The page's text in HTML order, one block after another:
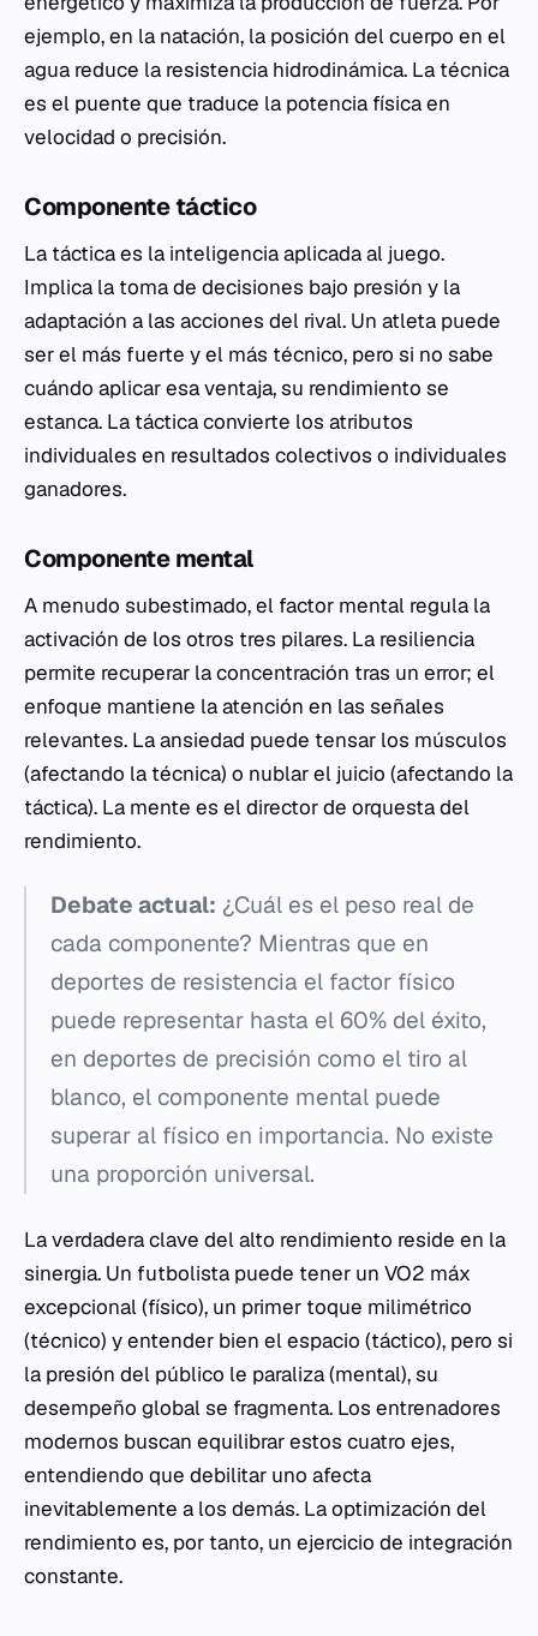
ejemplo, en la natación, la posición del cuerpo en el
agua reduce la resistencia hidrodinámica. La técnica
es el puente que traduce la potencia física en
velocidad o precisión.
Componente táctico
La táctica es la inteligencia aplicada al juego.
Implica la toma de decisiones bajo presión y la
adaptación a las acciones del rival. Un atleta puede
ser el más fuerte y el más técnico, pero si no sabe
cuándo aplicar esa ventaja, su rendimiento se
estanca. La táctica convierte los atributos
individuales en resultados colectivos o individuales
ganadores.
Componente mental
A menudo subestimado, el factor mental regula la
activación de los otros tres pilares. La resiliencia
permite recuperar la concentración tras un error; el
enfoque mantiene la atención en las señales
relevantes. La ansiedad puede tensar los músculos
(afectando la técnica) o nublar el juicio (afectando la
táctica). La mente es el director de orquesta del
rendimiento.
Debate actual: ¿Cuál es el peso real de
cada componente? Mientras que en
deportes de resistencia el factor físico
puede representar hasta el 60% del éxito,
en deportes de precisión como el tiro al
blanco, el componente mental puede
superar al físico en importancia. No existe
una proporción universal.
La verdadera clave del alto rendimiento reside en la
sinergia. Un futbolista puede tener un VO2 máx
excepcional (físico), un primer toque milimétrico
(técnico) y entender bien el espacio (táctico), pero si
la presión del público le paraliza (mental), su
desempeño global se fragmenta. Los entrenadores
modernos buscan equilibrar estos cuatro ejes,
entendiendo que debilitar uno afecta
inevitablemente a los demás. La optimización del
rendimiento es, por tanto, un ejercicio de integración
constante.